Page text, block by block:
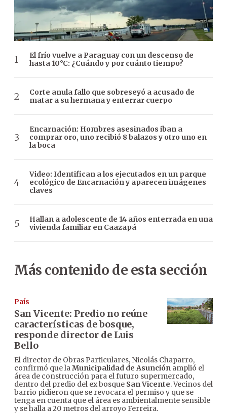
El frío vuelve a Paraguay con un descenso de
hasta 10°C: ¿Cuándo y por cuánto tiempo?
Corte anula fallo que sobreseyó a acusado de
matar a su hermana y enterrar cuerpo
Encarnación: Hombres asesinados iban a
comprar oro, uno recibió 8 balazos y otro uno en
la boca
Video: Identifican a los ejecutados en un parque
ecológico de Encarnación y aparecen imágenes
claves
Hallan a adolescente de 14 años enterrada en una
vivienda familiar en Caazapá
Más contenido de esta sección
País
San Vicente: Predio no reúne
características de bosque,
responde director de Luis
Bello
El director de Obras Particulares, Nicolás Chaparro,
confirmó que laMunicipalidad de Asunción amplió el
área de construcción para el futuro supermercado,
dentro del predio del ex bosque San Vicente. Vecinos del
barrio pidieron que se revocara el permiso y que se
tenga en cuenta que el área es ambientalmente sensible
y se halla a 20 metros del arroyo Ferreira.